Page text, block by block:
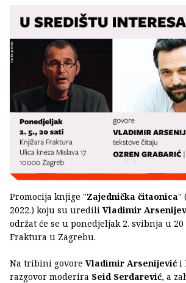
Promocija knjige "Zajednička čitaonica"
2022.) koju su uredili Vladimir
održat će se u ponedjeljak 2. svibnja u
Fraktura u Zagrebu.
Na tribini govore Vladimir Arsenijević i
razgovor moderira Seid Serdarević, a